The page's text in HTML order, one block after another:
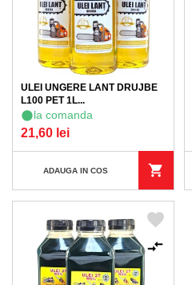
ULEI UNGERE LANT DRUJBE
L100 PET 1L...
la comanda
21,60 lei
ADAUGA IN COS